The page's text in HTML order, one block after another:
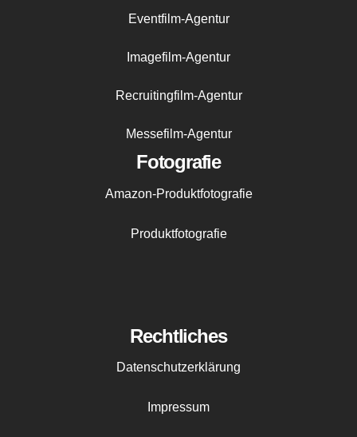
Eventfilm-Agentur
Imagefilm-Agentur
Recruitingfilm-Agentur
Messefilm-Agentur
Fotografie
Amazon-Produktfotografie
Produktfotografie
Rechtliches
Datenschutzerklärung
Impressum